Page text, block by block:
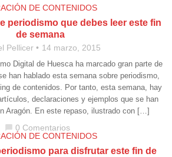
DE CONTENIDOS
periodismo que debes leer este fin
de semana
Pellicer 14 marzo, 2015
Digital de Huesca ha marcado gran parte de
han hablado esta semana sobre periodismo,
de contenidos. Por tanto, esta semana, hay
declaraciones y ejemplos que se han
Aragón. En este repaso, ilustrado con […]
chat_bubble 0 Comentarios
DE CONTENIDOS
para disfrutar este fin de